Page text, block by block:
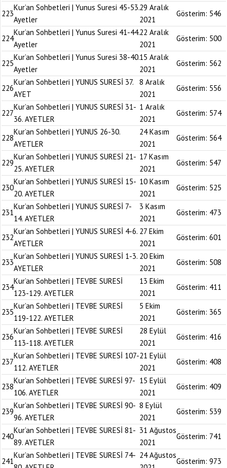
223
Kur’an Sohbetleri | Yunus Suresi 45-53.
Ayetler
29 Aralık
2021
Gösterim: 546
224
Kur’an Sohbetleri | Yunus Suresi 41-44.
Ayetler
22 Aralık
2021
Gösterim: 500
225
Kur’an Sohbetleri | Yunus Suresi 38-40.
Ayetler
15 Aralık
2021
Gösterim: 562
226
Kur’an Sohbetleri | YUNUS SURESİ 37.
AYET
8 Aralık
2021
Gösterim: 556
227
Kur’an Sohbetleri | YUNUS SURESİ 31-
36. AYETLER
1 Aralık
2021
Gösterim: 574
228
Kur’an Sohbetleri | YUNUS 26-30.
AYETLER
24 Kasım
2021
Gösterim: 564
229
Kur’an Sohbetleri | YUNUS SURESİ 21-
25. AYETLER
17 Kasım
2021
Gösterim: 547
230
Kur’an Sohbetleri | YUNUS SURESİ 15-
20. AYETLER
10 Kasım
2021
Gösterim: 525
231
Kur’an Sohbetleri | YUNUS SURESİ 7-
14. AYETLER
3 Kasım
2021
Gösterim: 473
232
Kur’an Sohbetleri | YUNUS SURESİ 4-6.
AYETLER
27 Ekim
2021
Gösterim: 601
233
Kur’an Sohbetleri | YUNUS SURESİ 1-3.
AYETLER
20 Ekim
2021
Gösterim: 508
234
Kur’an Sohbetleri | TEVBE SURESİ
123-129. AYETLER
13 Ekim
2021
Gösterim: 411
235
Kur’an Sohbetleri | TEVBE SURESİ
119-122. AYETLER
5 Ekim
2021
Gösterim: 365
236
Kur’an Sohbetleri | TEVBE SURESİ
113-118. AYETLER
28 Eylül
2021
Gösterim: 416
237
Kur’an Sohbetleri | TEVBE SURESİ 107-
112. AYETLER
21 Eylül
2021
Gösterim: 408
238
Kur’an Sohbetleri | TEVBE SURESİ 97-
106. AYETLER
15 Eylül
2021
Gösterim: 409
239
Kur’an Sohbetleri | TEVBE SURESİ 90-
96. AYETLER
8 Eylül
2021
Gösterim: 539
240
Kur’an Sohbetleri | TEVBE SURESİ 81-
89. AYETLER
31 Ağustos
2021
Gösterim: 741
241
Kur’an Sohbetleri | TEVBE SURESİ 74- 24 Ağustos
Gösterim: 973